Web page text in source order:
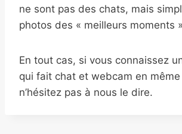
ne sont pas des chats, mais
photos des « meilleurs moments
En tout cas, si vous connaissez
qui fait chat et webcam en
n’hésitez pas à nous le dire.